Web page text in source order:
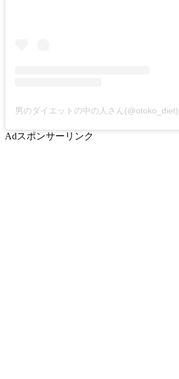
Adスポンサーリンク